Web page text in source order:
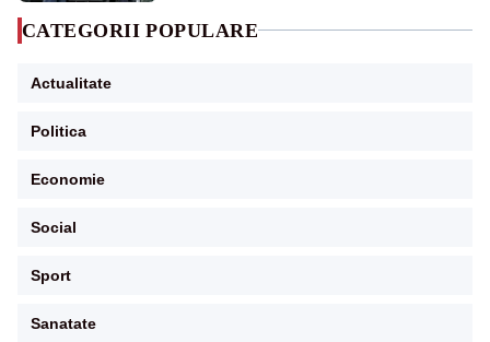
CATEGORII POPULARE
Actualitate
Politica
Economie
Social
Sport
Sanatate